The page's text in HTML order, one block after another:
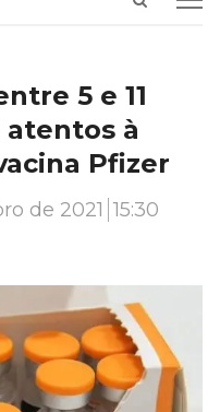
5 e 11
atentos à
Pfizer
de 2021 15:30